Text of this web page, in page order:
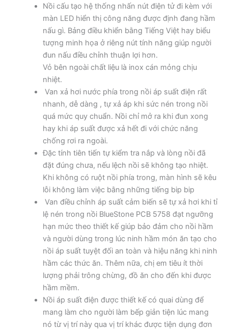
Nồi cấu tạo hệ thống nhấn nút điện tử đi kèm với
màn LED hiển thị công năng được định đang hầm
nấu gì. Bảng điều khiển bằng Tiếng Việt hay biểu
tượng minh họa ở riêng nút tính năng giúp người
đun nấu điều chỉnh thuận lợi hơn.
Vỏ bên ngoài chất liệu là inox cán mỏng chịu
nhiệt.
Van xả hơi nước phía trong nồi áp suất điện rất
nhanh, dễ dàng , tự xả áp khi sức nén trong nồi
quá mức quy chuẩn. Nồi chỉ mở ra khi đun xong
hay khi áp suất được xả hết đi với chức năng
chống rơi ra ngoài.
Đặc tính tiên tiến tự kiểm tra nắp và lòng nồi đã
đặt đúng chưa, nếu lệch nồi sẽ không tạo nhiệt.
Khi không có ruột nồi phía trong, màn hình sẽ kêu
lỗi không làm việc bằng những tiếng bip bip
Van điều chỉnh áp suất cảm biến sẽ tự xả hơi khi tỉ
lệ nén trong nồi BlueStone PCB 5758 đạt ngưỡng
hạn mức theo thiết kế giúp bảo đảm cho nồi hầm
và người dùng trong lúc ninh hầm món ăn tạo cho
nồi áp suất tuyệt đối an toàn và hiệu năng khi ninh
hầm các thức ăn. Thêm nữa, chị em tiêu ít thời
lượng phải trông chừng, đồ ăn cho đến khi được
hầm mềm.
Nồi áp suất điện được thiết kế có quai dùng để
mang làm cho người làm bếp giản tiện lúc mang
nó từ vị trí này qua vị trí khác được tiện dụng đơn